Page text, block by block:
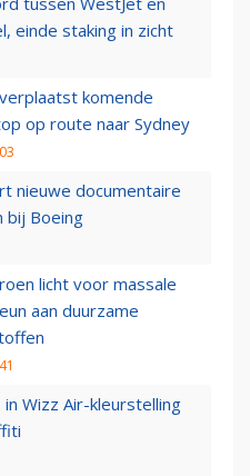
einde staking in zicht
komende
op route naar Sydney
nieuwe documentaire
bij Boeing
licht voor massale
aan duurzame
Wizz Air-kleurstelling